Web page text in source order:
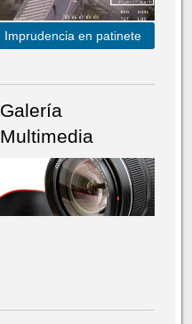
Imprudencia en patinete
Galería
Multimedia